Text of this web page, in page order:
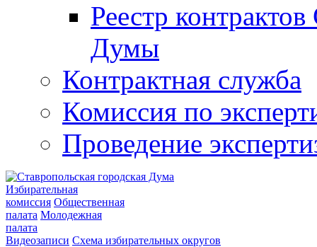
Реестр
Думы
Контрактная служба
Комиссия по
Проведение
Избирательная
комиссия Общественная
палата Молодежная
палата
Видеозаписи Схема избирательных округов